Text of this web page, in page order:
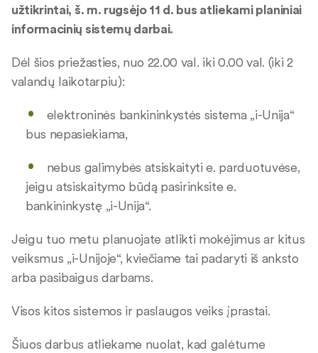
užtikrintai, š. m. rugsėjo 11 d. bus atliekami planiniai
informacinių sistemų darbai.
Dėl šios priežasties, nuo 22.00 val. iki 0.00 val. (iki 2
valandų laikotarpiu):
elektroninės bankininkystės sistema „i-Unija“
bus nepasiekiama,
nebus galimybės atsiskaityti e. parduotuvėse,
jeigu atsiskaitymo būdą pasirinksite e.
bankininkystę „i-Unija“.
Jeigu tuo metu planuojate atlikti mokėjimus ar kitus
veiksmus „i-Unijoje“, kviečiame tai padaryti iš anksto
arba pasibaigus darbams.
Visos kitos sistemos ir paslaugos veiks įprastai.
Šiuos darbus atliekame nuolat, kad galėtume